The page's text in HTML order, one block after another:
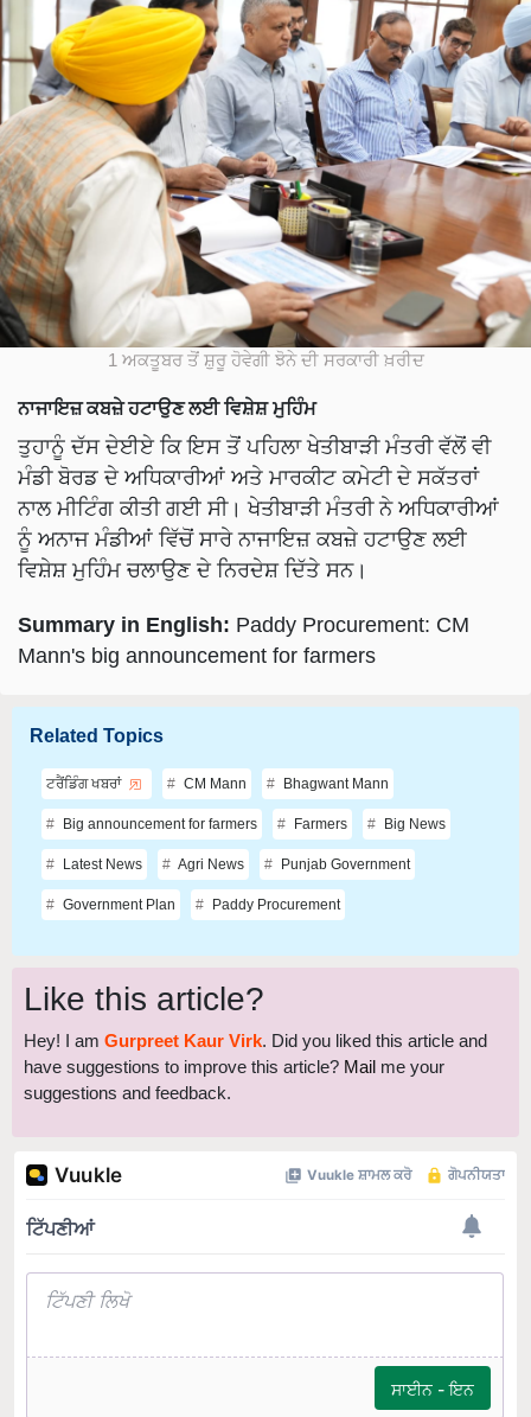
1 ਅਕਤੂਬਰ ਤੋਂ ਸ਼ੁਰੂ ਹੋਵੇਗੀ ਝੋਨੇ ਦੀ ਸਰਕਾਰੀ ਖ਼ਰੀਦ
ਨਾਜਾਇਜ਼ ਕਬਜ਼ੇ ਹਟਾਉਣ ਲਈ ਵਿਸ਼ੇਸ਼ ਮੁਹਿੰਮ
ਤੁਹਾਨੂੰ ਦੱਸ ਦੇਈਏ ਕਿ ਇਸ ਤੋਂ ਪਹਿਲਾ ਖੇਤੀਬਾੜੀ ਮੰਤਰੀ ਵੱਲੋਂ ਵੀ
ਮੰਡੀ ਬੋਰਡ ਦੇ ਅਧਿਕਾਰੀਆਂ ਅਤੇ ਮਾਰਕੀਟ ਕਮੇਟੀ ਦੇ ਸਕੱਤਰਾਂ
ਨਾਲ ਮੀਟਿੰਗ ਕੀਤੀ ਗਈ ਸੀ। ਖੇਤੀਬਾੜੀ ਮੰਤਰੀ ਨੇ ਅਧਿਕਾਰੀਆਂ
ਨੂੰ ਅਨਾਜ ਮੰਡੀਆਂ ਵਿੱਚੋਂ ਸਾਰੇ ਨਾਜਾਇਜ਼ ਕਬਜ਼ੇ ਹਟਾਉਣ ਲਈ
ਵਿਸ਼ੇਸ਼ ਮੁਹਿੰਮ ਚਲਾਉਣ ਦੇ ਨਿਰਦੇਸ਼ ਦਿੱਤੇ ਸਨ।
Summary in English: Paddy Procurement: CM
Mann's big announcement for farmers
Related Topics
ਟਰੈਂਡਿੰਗ ਖਬਰਾਂ CM Mann Bhagwant Mann
Big announcement for farmers Farmers Big News
Latest News Agri News Punjab Government
Government Plan Paddy Procurement
Like this article?
Hey! I am Gurpreet Kaur Virk. Did you liked this article and
have suggestions to improve this article? Mail me your
suggestions and feedback.